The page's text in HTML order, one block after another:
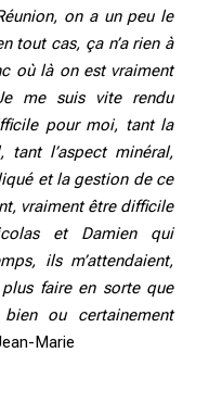
on a un peu le
tout cas, ça n’a rien à
où là on est vraiment
me suis vite rendu
pour moi, tant la
tant l’aspect minéral,
et la gestion de ce
vraiment être difficile
et Damien qui
ils m’attendaient,
faire en sorte que
ou certainement
Marie